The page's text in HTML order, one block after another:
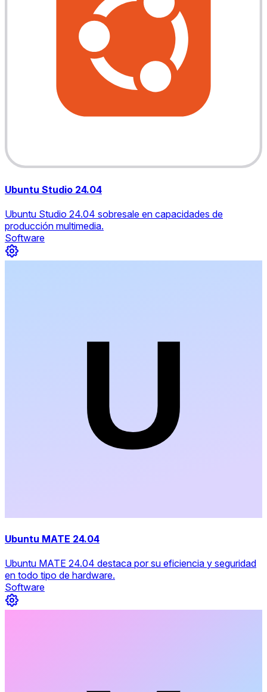
Ubuntu Studio 24.04
Ubuntu Studio 24.04 sobresale en capacidades de
producción multimedia.
Software
Ubuntu MATE 24.04
Ubuntu MATE 24.04 destaca por su eficiencia y seguridad
en todo tipo de hardware.
Software